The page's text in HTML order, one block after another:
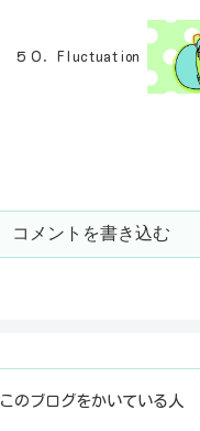
５０．Fluctuation
コメントを書き込む
このブログをかいている人